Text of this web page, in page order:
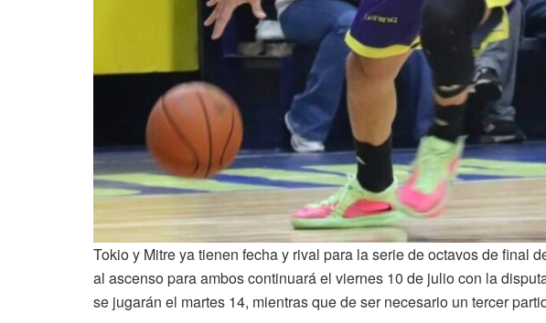
Tokio y Mitre ya tienen fecha y rival para la serie de octavos de final
al ascenso para ambos continuará el viernes 10 de julio con la
se jugarán el martes 14, mientras que de ser necesario un tercer